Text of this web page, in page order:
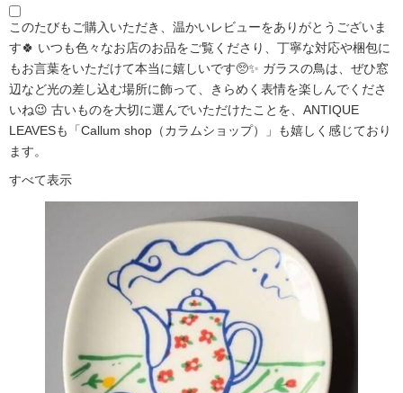
このたびもご購入いただき、温かいレビューをありがとうございま
す🍀 いつも色々なお店のお品をご覧くださり、丁寧な対応や梱包に
もお言葉をいただけて本当に嬉しいです🥺✨ ガラスの鳥は、ぜひ窓
辺など光の差し込む場所に飾って、きらめく表情を楽しんでくださ
いね😉 古いものを大切に選んでいただけたことを、ANTIQUE
LEAVESも「Callum shop（カラムショップ）」も嬉しく感じており
ます。
すべて表示